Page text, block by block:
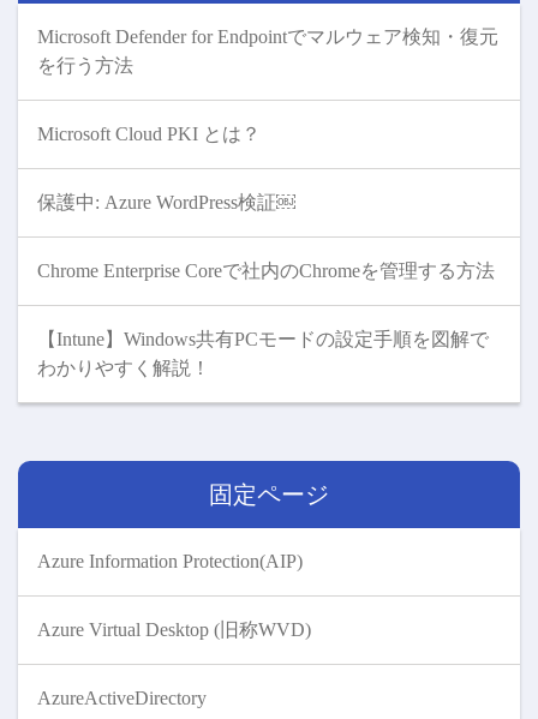
Microsoft Defender for Endpointでマルウェア検知・復元
を行う方法
Microsoft Cloud PKI とは？
保護中: Azure WordPress検証￼
Chrome Enterprise Coreで社内のChromeを管理する方法
【Intune】Windows共有PCモードの設定手順を図解で
わかりやすく解説！
固定ページ
Azure Information Protection(AIP)
Azure Virtual Desktop (旧称WVD)
AzureActiveDirectory